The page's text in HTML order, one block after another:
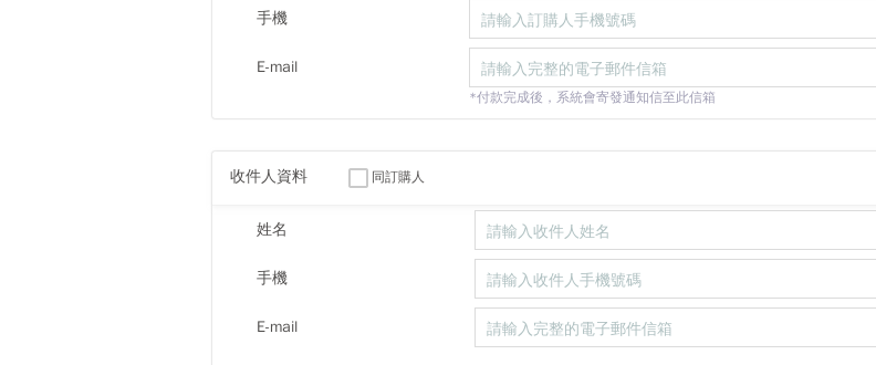
手機
E-mail
*付款完成後，系統會寄發通知信至此信箱
收件人資料 同訂購人
姓名
手機
E-mail